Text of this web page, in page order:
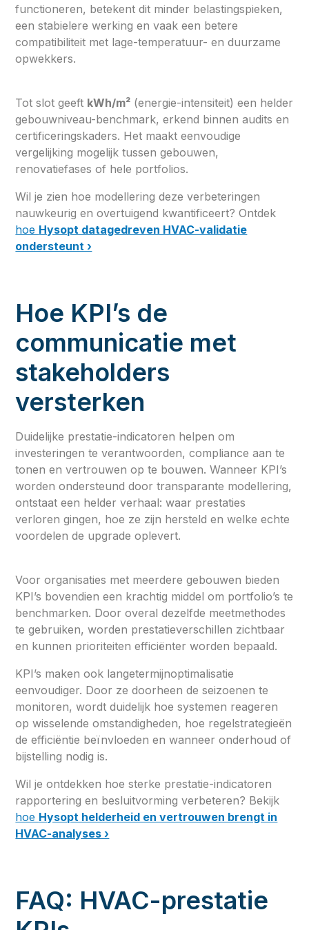
functioneren, betekent dit minder belastingspieken,
een stabielere werking en vaak een betere
compatibiliteit met lage-temperatuur- en duurzame
opwekkers.
Tot slot geeft kWh/m² (energie-intensiteit) een helder
gebouwniveau-benchmark, erkend binnen audits en
certificeringskaders. Het maakt eenvoudige
vergelijking mogelijk tussen gebouwen,
renovatiefases of hele portfolios.
Wil je zien hoe modellering deze verbeteringen
nauwkeurig en overtuigend kwantificeert? Ontdek
hoe Hysopt datagedreven HVAC-validatie
ondersteunt ›
Hoe KPI’s de
communicatie met
stakeholders
versterken
Duidelijke prestatie-indicatoren helpen om
investeringen te verantwoorden, compliance aan te
tonen en vertrouwen op te bouwen. Wanneer KPI’s
worden ondersteund door transparante modellering,
ontstaat een helder verhaal: waar prestaties
verloren gingen, hoe ze zijn hersteld en welke echte
voordelen de upgrade oplevert.
Voor organisaties met meerdere gebouwen bieden
KPI’s bovendien een krachtig middel om portfolio’s te
benchmarken. Door overal dezelfde meetmethodes
te gebruiken, worden prestatieverschillen zichtbaar
en kunnen prioriteiten efficiënter worden bepaald.
KPI’s maken ook langetermijnoptimalisatie
eenvoudiger. Door ze doorheen de seizoenen te
monitoren, wordt duidelijk hoe systemen reageren
op wisselende omstandigheden, hoe regelstrategieën
de efficiëntie beïnvloeden en wanneer onderhoud of
bijstelling nodig is.
Wil je ontdekken hoe sterke prestatie-indicatoren
rapportering en besluitvorming verbeteren? Bekijk
hoe Hysopt helderheid en vertrouwen brengt in
HVAC-analyses ›
FAQ: HVAC-prestatie